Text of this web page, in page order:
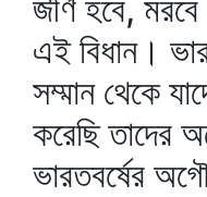
জীর্ণ হবে,
এই বিধান।
সম্মান থেকে
করেছি তাদের
ভারতবর্ষের